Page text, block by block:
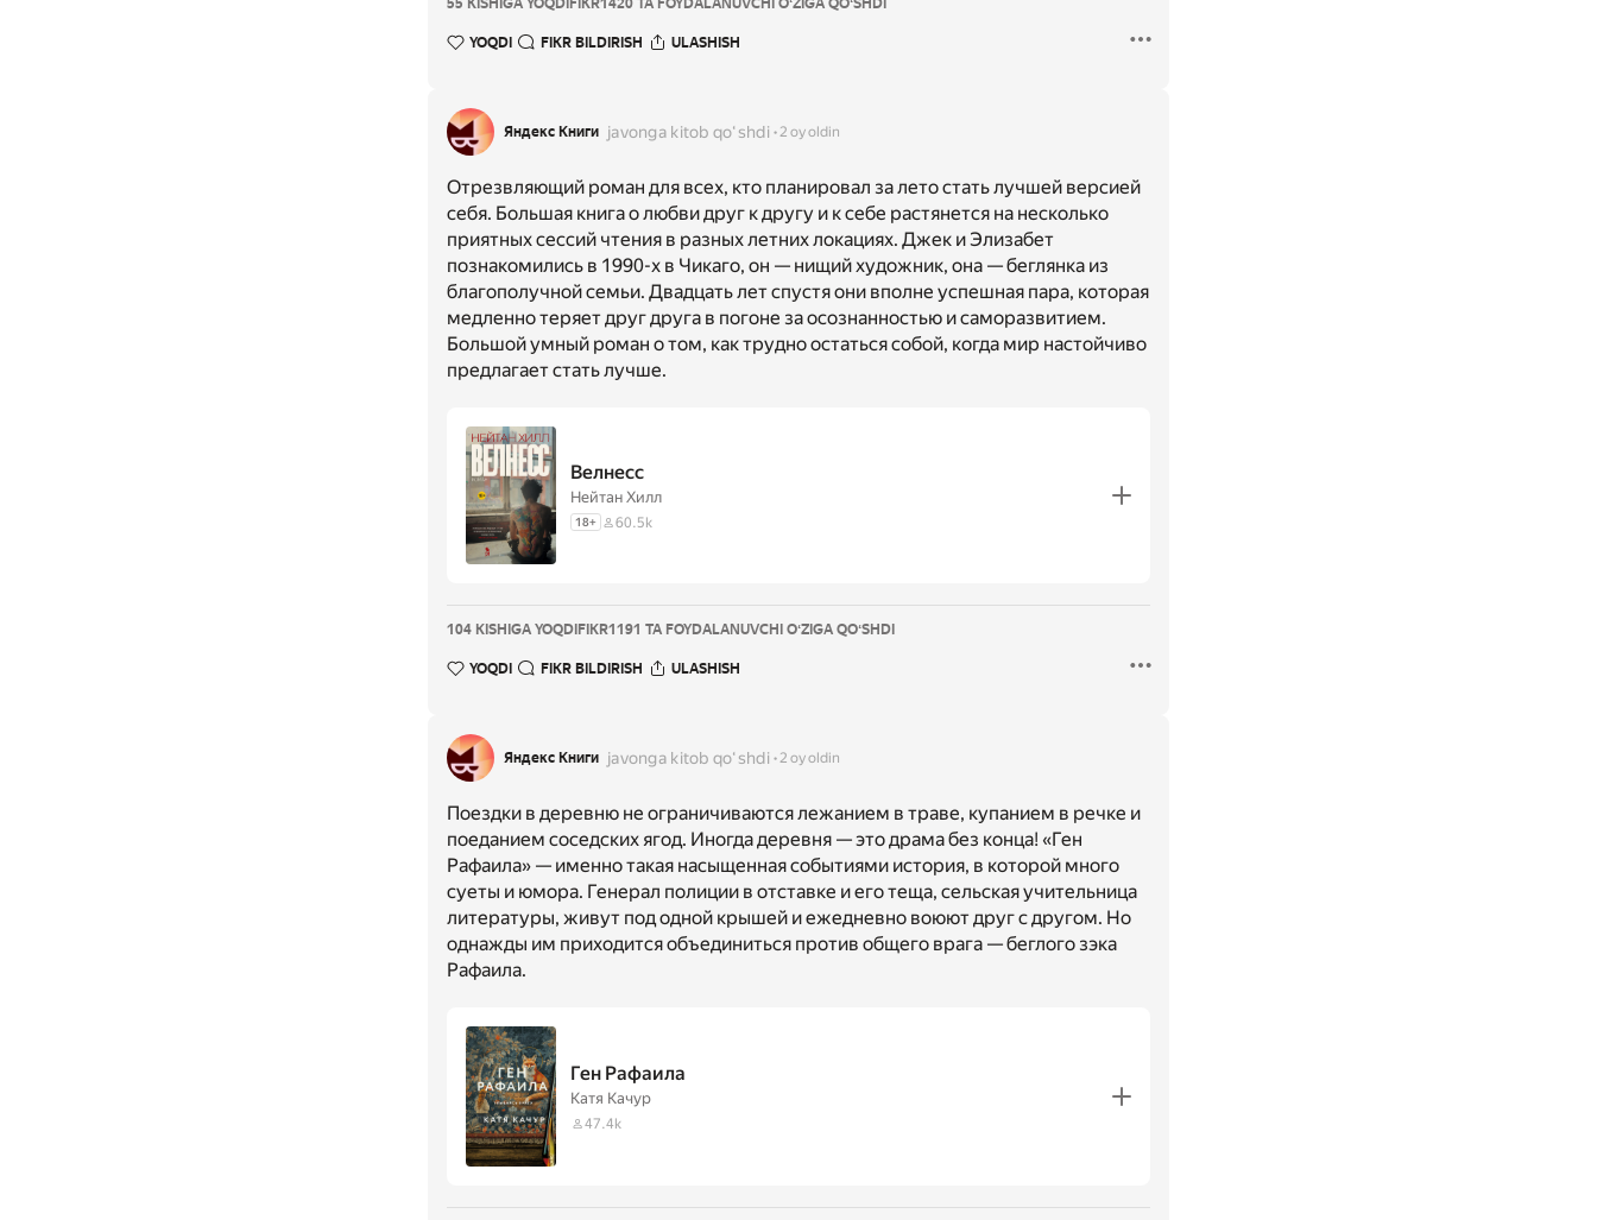
55 KISHIGA YOQDI FIKR1420 TA FOYDALANUVCHI OʻZIGA QOʻSHDI
YOQDI FIKR BILDIRISH ULASHISH
Яндекс Книги javonga kitob qoʻshdi 2 oy oldin
Отрезвляющий роман для всех, кто планировал за лето стать лучшей версией
себя. Большая книга о любви друг к другу и к себе растянется на несколько
приятных сессий чтения в разных летних локациях. Джек и Элизабет
познакомились в 1990-х в Чикаго, он — нищий художник, она — беглянка из
благополучной семьи. Двадцать лет спустя они вполне успешная пара, которая
медленно теряет друг друга в погоне за осознанностью и саморазвитием.
Большой умный роман о том, как трудно остаться собой, когда мир настойчиво
предлагает стать лучше.
Велнесс
Нейтан Хилл
18+ 60.5k
104 KISHIGA YOQDI FIKR1191 TA FOYDALANUVCHI OʻZIGA QOʻSHDI
YOQDI FIKR BILDIRISH ULASHISH
Яндекс Книги javonga kitob qoʻshdi 2 oy oldin
Поездки в деревню не ограничиваются лежанием в траве, купанием в речке и
поеданием соседских ягод. Иногда деревня — это драма без конца! «Ген
Рафаила» — именно такая насыщенная событиями история, в которой много
суеты и юмора. Генерал полиции в отставке и его теща, сельская учительница
литературы, живут под одной крышей и ежедневно воюют друг с другом. Но
однажды им приходится объединиться против общего врага — беглого зэка
Рафаила.
Ген Рафаила
Катя Качур
47.4k